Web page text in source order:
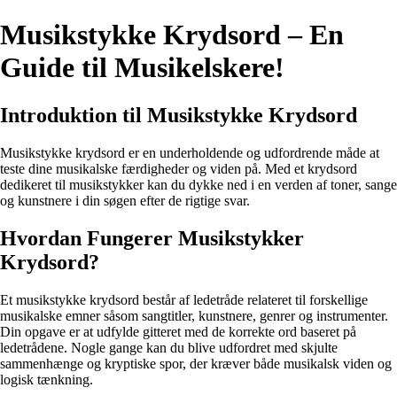
Musikstykke Krydsord – En
Guide til Musikelskere!
Introduktion til Musikstykke Krydsord
Musikstykke krydsord er en underholdende og udfordrende måde at
teste dine musikalske færdigheder og viden på. Med et krydsord
dedikeret til musikstykker kan du dykke ned i en verden af toner, sange
og kunstnere i din søgen efter de rigtige svar.
Hvordan Fungerer Musikstykker
Krydsord?
Et musikstykke krydsord består af ledetråde relateret til forskellige
musikalske emner såsom sangtitler, kunstnere, genrer og instrumenter.
Din opgave er at udfylde gitteret med de korrekte ord baseret på
ledetrådene. Nogle gange kan du blive udfordret med skjulte
sammenhænge og kryptiske spor, der kræver både musikalsk viden og
logisk tænkning.